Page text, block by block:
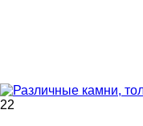
22